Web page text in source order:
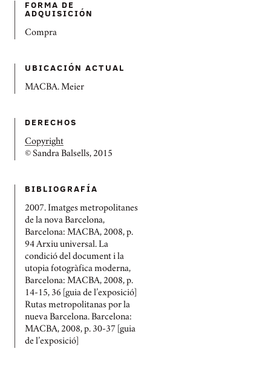
FORMA DE
ADQUISICIÓN
Compra
UBICACIÓN ACTUAL
MACBA. Meier
DERECHOS
Copyright
© Sandra Balsells, 2015
BIBLIOGRAFÍ­A
2007. Imatges metropolitanes
de la nova Barcelona,
Barcelona: MACBA, 2008, p.
94 Arxiu universal. La
condició del document i la
utopia fotogràfica moderna,
Barcelona: MACBA, 2008, p.
14-15, 36 [guia de l’exposició]
Rutas metropolitanas por la
nueva Barcelona. Barcelona:
MACBA, 2008, p. 30-37 [guia
de l’exposició]